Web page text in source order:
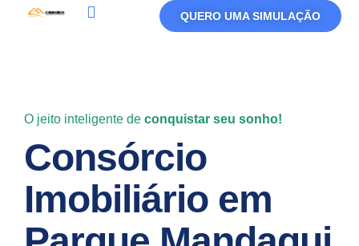
QUERO UMA SIMULAÇÃO
O jeito inteligente de conquistar seu sonho!
Consórcio
Imobiliário em